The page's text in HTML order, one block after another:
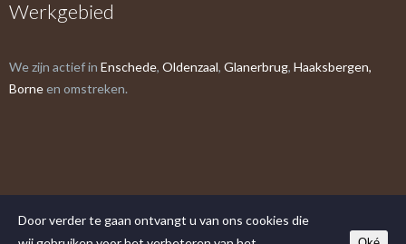
Werkgebied
We zijn actief in Enschede, Oldenzaal, Glanerbrug, Haaksbergen,
Borneen omstreken.
Door verder te gaan ontvangt u van ons cookies die